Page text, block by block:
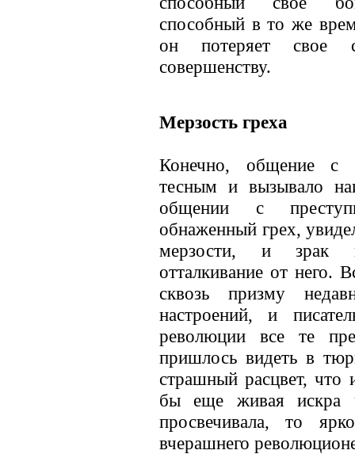
способный в то же
он потеряет свое
совершенству.
Мерзость греха
Конечно, общение с
тесным и вызывало
общении с
обнаженный грех,
мерзости, и зрак
отталкивание от него.
сквозь призму
настроений, и
революции все те
пришлось видеть в
страшный расцвет, что
бы еще живая искра
просвечивала, то
вчерашнего